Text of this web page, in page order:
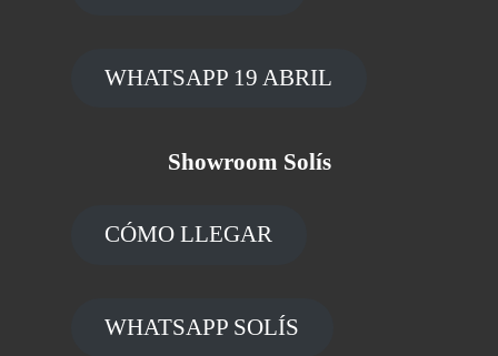
WHATSAPP 19 ABRIL
Showroom Solís
CÓMO LLEGAR
WHATSAPP SOLÍS